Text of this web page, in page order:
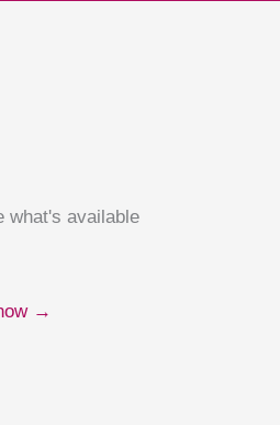
what's available
→